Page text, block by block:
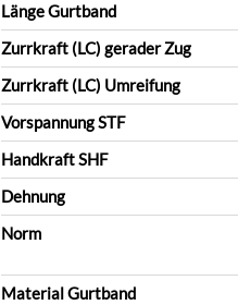
Länge Gurtband
Zurrkraft (LC) gerader Zug
Zurrkraft (LC) Umreifung
Vorspannung STF
Handkraft SHF
Dehnung
Norm
Material Gurtband